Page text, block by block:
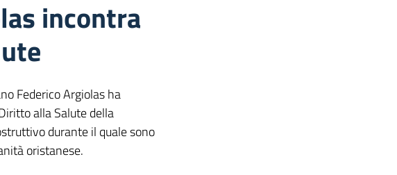
incontra
Federico Argiolas ha
alla Salute della
durante il quale sono
oristanese.